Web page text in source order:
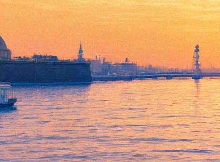
Лучшие сериалы января:
выбор «Фонтанки»
10 января 2018,12:24 Версия для печати